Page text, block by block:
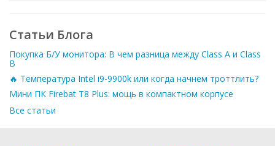
Статьи Блога
Покупка Б/У монитора: В чем разница между Class A и Class
B
🔥 Температура Intel i9-9900k или когда начнем троттлить?
Мини ПК Firebat T8 Plus: мощь в компактном корпусе
Все статьи